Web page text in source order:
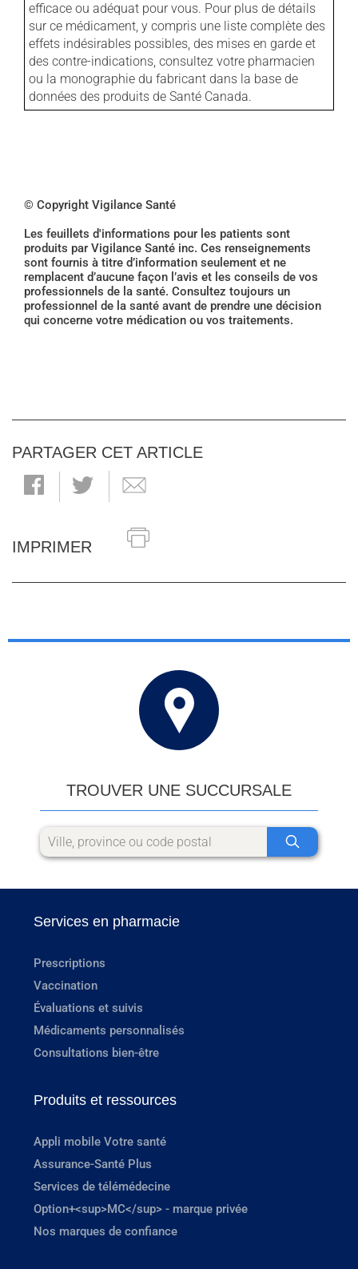
efficace ou adéquat pour vous. Pour plus de détails
sur ce médicament, y compris une liste complète des
effets indésirables possibles, des mises en garde et
des contre-indications, consultez votre pharmacien
ou la monographie du fabricant dans la base de
données des produits de Santé Canada.
© Copyright Vigilance Santé
Les feuillets d'informations pour les patients sont
produits par Vigilance Santé inc. Ces renseignements
sont fournis à titre d’information seulement et ne
remplacent d’aucune façon l’avis et les conseils de vos
professionnels de la santé. Consultez toujours un
professionnel de la santé avant de prendre une décision
qui concerne votre médication ou vos traitements.
PARTAGER CET ARTICLE
IMPRIMER
TROUVER UNE SUCCURSALE
Services en pharmacie
Prescriptions
Vaccination
Évaluations et suivis
Médicaments personnalisés
Consultations bien-être
Produits et ressources
Appli mobile Votre santé
Assurance-Santé Plus
Services de télémédecine
Option+<sup>MC</sup> - marque privée
Nos marques de confiance